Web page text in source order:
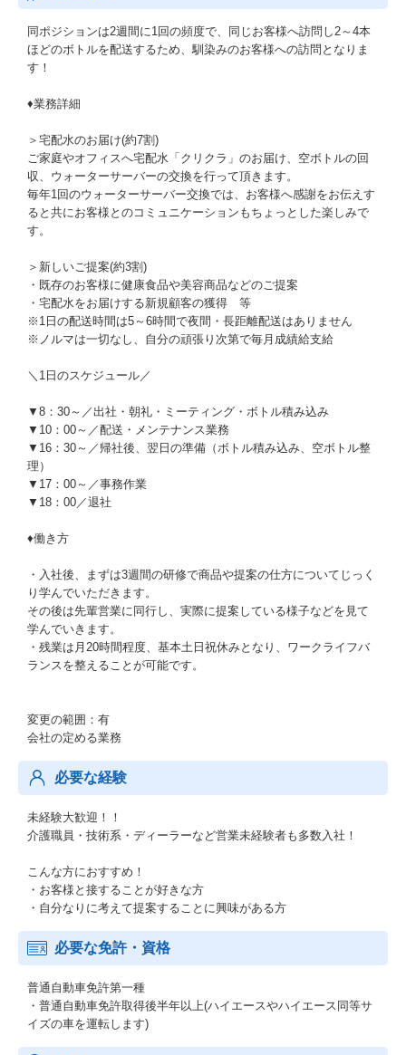
同ポジションは2週間に1回の頻度で、同じお客様へ訪問し2～4本
ほどのボトルを配送するため、馴染みのお客様への訪問となりま
す！
♦業務詳細
＞宅配水のお届け(約7割)
ご家庭やオフィスへ宅配水「クリクラ」のお届け、空ボトルの回
収、ウォーターサーバーの交換を行って頂きます。
毎年1回のウォーターサーバー交換では、お客様へ感謝をお伝えす
ると共にお客様とのコミュニケーションもちょっとした楽しみで
す。
＞新しいご提案(約3割)
・既存のお客様に健康食品や美容商品などのご提案
・宅配水をお届けする新規顧客の獲得 等
※1日の配送時間は5～6時間で夜間・長距離配送はありません
※ノルマは一切なし、自分の頑張り次第で毎月成績給支給
＼1日のスケジュール／
▼8：30～／出社・朝礼・ミーティング・ボトル積み込み
▼10：00～／配送・メンテナンス業務
▼16：30～／帰社後、翌日の準備（ボトル積み込み、空ボトル整
理）
▼17：00～／事務作業
▼18：00／退社
♦働き方
・入社後、まずは3週間の研修で商品や提案の仕方についてじっく
り学んでいただきます。
その後は先輩営業に同行し、実際に提案している様子などを見て
学んでいきます。
・残業は月20時間程度、基本土日祝休みとなり、ワークライフバ
ランスを整えることが可能です。
変更の範囲：有
会社の定める業務
必要な経験
未経験大歓迎！！
介護職員・技術系・ディーラーなど営業未経験者も多数入社！
こんな方におすすめ！
・お客様と接することが好きな方
・自分なりに考えて提案することに興味がある方
必要な免許・資格
普通自動車免許第一種
・普通自動車免許取得後半年以上(ハイエースやハイエース同等サ
イズの車を運転します)